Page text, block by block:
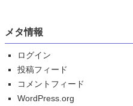
メタ情報
ログイン
投稿フィード
コメントフィード
WordPress.org